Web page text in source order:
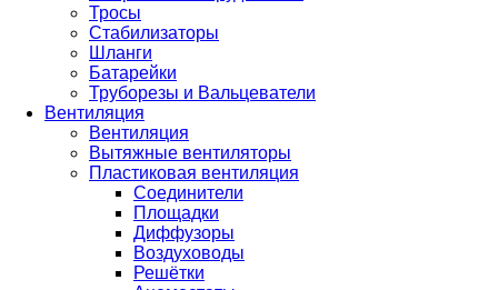
Тросы
Стабилизаторы
Шланги
Батарейки
Труборезы и Вальцеватели
Вентиляция
Вентиляция
Вытяжные вентиляторы
Пластиковая вентиляция
Соединители
Площадки
Диффузоры
Воздуховоды
Решётки